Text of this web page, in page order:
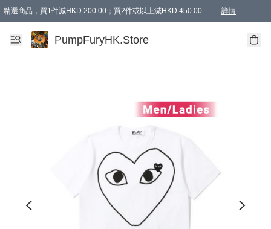
精選商品，買1件減HKD 200.00；買2件或以上減HKD 450.00 詳情
AAPE商品,會員專享9折或以上（按會員等級）AAPE products, members can
精選商品，任選買2件或以上減HKD 100.00
購物滿 HKD 800.00即享免運費優惠！（適用於 特定的送貨方式 )
PumpFuryHK.Store